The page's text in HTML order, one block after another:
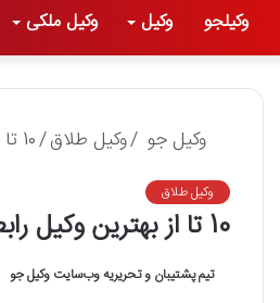
وکیلجو وکیل وکیل ملکی
وکیل جو /وکیل طلاق/10 تا از بهترین وکیل رابطه نامشروع در تهران❤️【سال1405】⚖️
وکیل طلاق
10 تا از بهترین وکیل رابطه نامشروع در تهران❤️【سال1405】⚖️
تیم پشتیبان و تحریریه وب‌سایت وکیل جو